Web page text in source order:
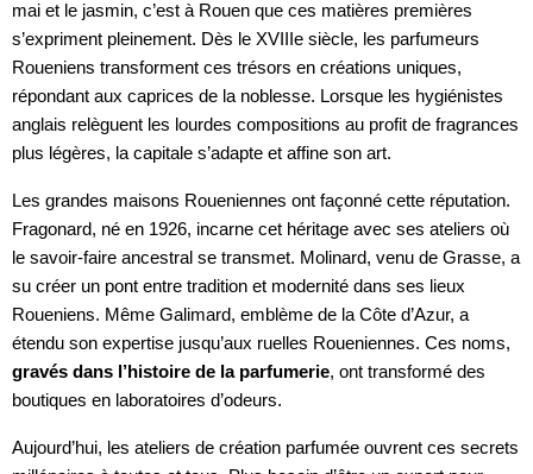
mai et le jasmin, c’est à Rouen que ces matières premières
s’expriment pleinement. Dès le XVIIIe siècle, les parfumeurs
Roueniens transforment ces trésors en créations uniques,
répondant aux caprices de la noblesse. Lorsque les hygiénistes
anglais relèguent les lourdes compositions au profit de fragrances
plus légères, la capitale s’adapte et affine son art.
Les grandes maisons Roueniennes ont façonné cette réputation.
Fragonard, né en 1926, incarne cet héritage avec ses ateliers où
le savoir-faire ancestral se transmet. Molinard, venu de Grasse, a
su créer un pont entre tradition et modernité dans ses lieux
Roueniens. Même Galimard, emblème de la Côte d’Azur, a
étendu son expertise jusqu’aux ruelles Roueniennes. Ces noms,
gravés dans l’histoire de la parfumerie, ont transformé des
boutiques en laboratoires d’odeurs.
Aujourd’hui, les ateliers de création parfumée ouvrent ces secrets